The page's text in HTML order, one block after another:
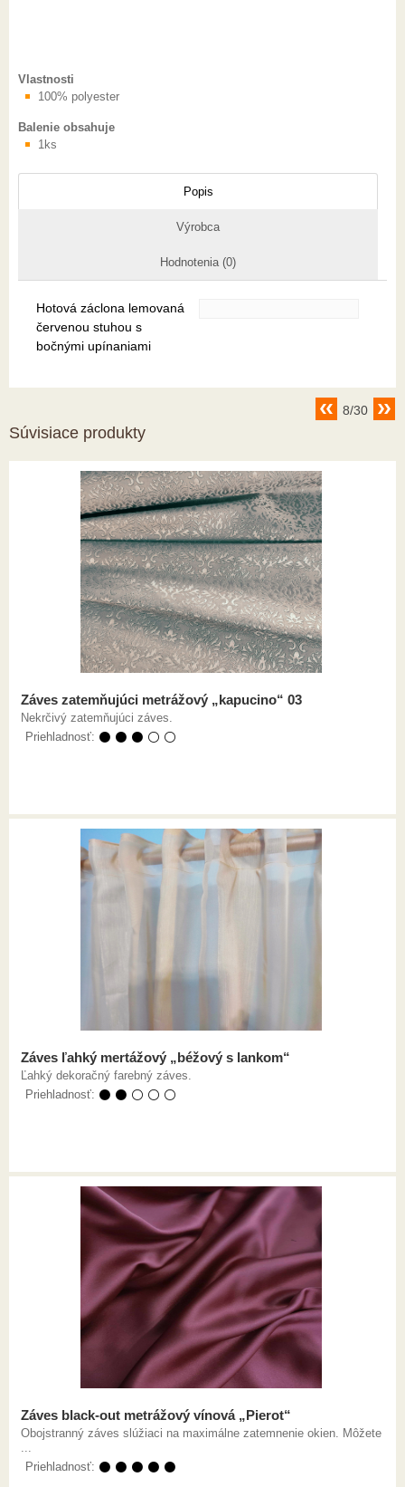
Vlastnosti
100% polyester
Balenie obsahuje
1ks
Popis
Výrobca
Hodnotenia (0)
Hotová záclona lemovaná
červenou stuhou s
bočnými upínaniami
8/30
Súvisiace produkty
Záves zatemňujúci metrážový „kapucino“ 03
Nekrčivý zatemňujúci záves.
Priehladnosť: ⚫ ⚫ ⚫ ⚪ ⚪
Záves ľahký mertážový „béžový s lankom“
Ľahký dekoračný farebný záves.
Priehladnosť: ⚫ ⚫ ⚪ ⚪ ⚪
Záves black-out metrážový vínová „Pierot“
Obojstranný záves slúžiaci na maximálne zatemnenie okien. Môžete
...
Priehladnosť: ⚫ ⚫ ⚫ ⚫ ⚫